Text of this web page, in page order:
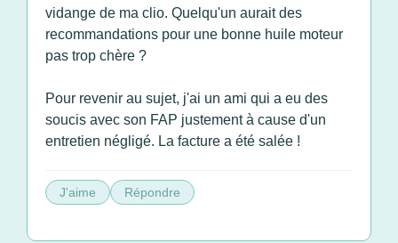
vidange de ma clio. Quelqu'un aurait des
recommandations pour une bonne huile moteur
pas trop chère ?
Pour revenir au sujet, j'ai un ami qui a eu des
soucis avec son FAP justement à cause d'un
entretien négligé. La facture a été salée !
J'aime Répondre